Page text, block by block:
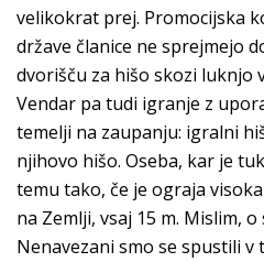
velikokrat prej. Promocijska
države članice ne sprejmejo
dvorišču za hišo skozi luknjo
Vendar pa tudi igranje z
temelji na zaupanju: igralni
njihovo hišo. Oseba, kar je
temu tako, če je ograja
na Zemlji, vsaj 15 m. Mislim,
Nenavezani smo se spustili